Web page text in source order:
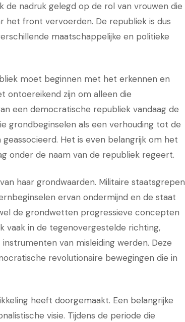
de nadruk gelegd op de rol van vrouwen die
het front vervoerden. De republiek is dus
maatschappelijke en politieke
moet beginnen met het erkennen en
ontoereikend zijn om alleen die
een democratische republiek vandaag de
grondbeginselen als een verhouding tot de
Het is even belangrijk om het
onder de naam van de republiek regeert.
haar grondwaarden. Militaire staatsgrepen
ervan ondermijnd en de staat
de grondwetten progressieve concepten
vaak in de tegenovergestelde richting,
van misleiding werden. Deze
revolutionaire bewegingen die in
heeft doorgemaakt. Een belangrijke
visie. Tijdens de periode die